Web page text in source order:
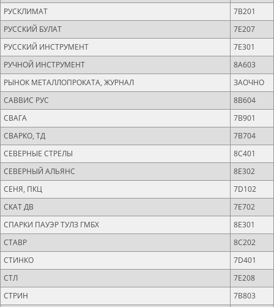
РУСКЛИМАТ
7B201
РУССКИЙ БУЛАТ
7Е207
РУССКИЙ ИНСТРУМЕНТ
7Е301
РУЧНОЙ ИНСТРУМЕНТ
8A603
РЫНОК МЕТАЛЛОПРОКАТА, ЖУРНАЛ
ЗАОЧНО
САВВИС РУС
8B604
СВАГА
7B901
СВАРКО, ТД
7B704
СЕВЕРНЫЕ СТРЕЛЫ
8C401
СЕВЕРНЫЙ АЛЬЯНС
8E302
СЕНЯ, ПКЦ
7D102
СКАТ ДВ
7E702
СПАРКИ ПАУЭР ТУЛЗ ГМБХ
8Е301
СТАВР
8C202
СТИНКО
7D401
СТЛ
7Е208
СТРИН
7B803